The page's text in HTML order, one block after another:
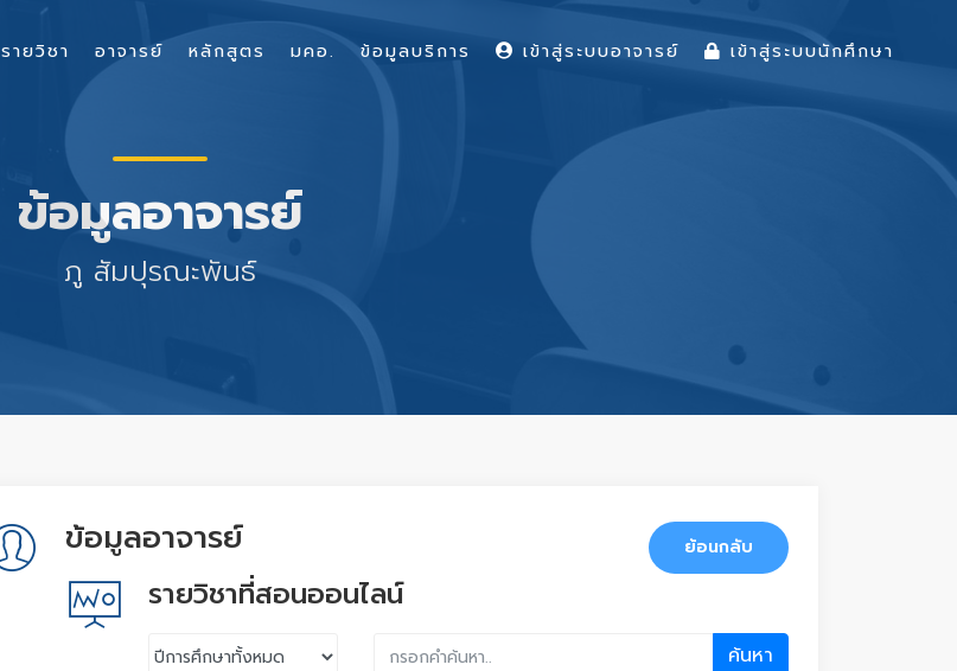
ข้อมูลอาจารย์
ภู สัมปุรณะพันธ์
ข้อมูลอาจารย์ ย้อนกลับ
รายวิชาที่สอนออนไลน์
ค้นหา
รายวิชา อาจารย์ หลักสูตร มคอ. ข้อมูลบริการ เข้าสู่ระบบอาจารย์ เข้าสู่ระบบนักศึกษา